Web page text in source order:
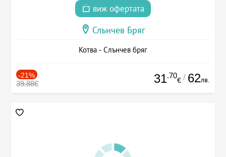
виж офертата
Слънчев Бряг
Котва - Слънчев бряг
-21%
39.88€ 31.70
€ / 62лв.